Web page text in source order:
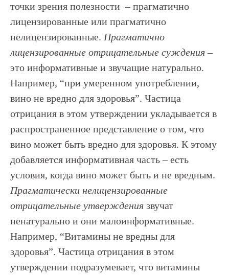
точки зрения полезности – прагматично
лицензированные или прагматично
нелицензированные. Прагматично
лицензированные отрицательные суждения–
это информативные и звучащие натурально.
Например, “при умеренном употреблении,
вино не вредно для здоровья”. Частица
отрицания в этом утверждении укладывается в
распространенное представление о том, что
вино может быть вредно для здоровья. К этому
добавляется информативная часть – есть
условия, когда вино может быть и не вредным.
Прагматически нелицензированные
отрицательные утверждения звучат
ненатурально и они малоинформативные.
Например, “Витамины не вредны для
здоровья”. Частица отрицания в этом
утверждении подразумевает, что витамины